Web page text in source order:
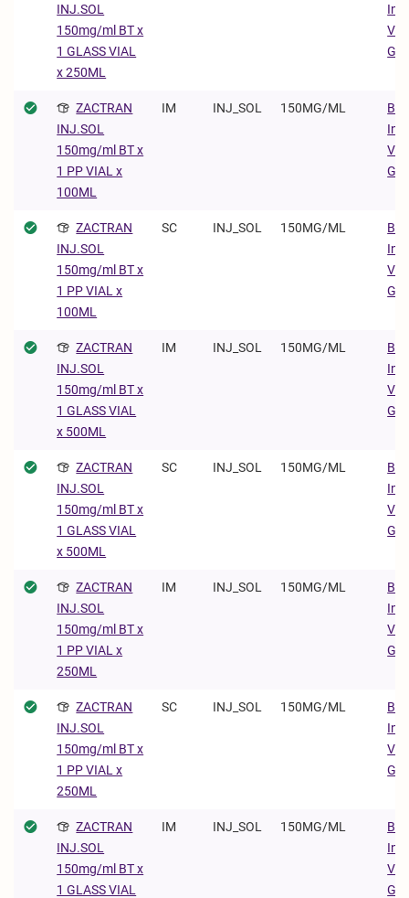
INJ.SOL
150mg/ml BT x
1 GLASS VIAL
x 250ML
ZACTRAN
INJ.SOL
150mg/ml BT x
1 PP VIAL x
100ML
IM INJ_SOL 150MG/ML
ZACTRAN
INJ.SOL
150mg/ml BT x
1 PP VIAL x
100ML
SC INJ_SOL 150MG/ML
ZACTRAN
INJ.SOL
150mg/ml BT x
1 GLASS VIAL
x 500ML
IM INJ_SOL 150MG/ML
ZACTRAN
INJ.SOL
150mg/ml BT x
1 GLASS VIAL
x 500ML
SC INJ_SOL 150MG/ML
ZACTRAN
INJ.SOL
150mg/ml BT x
1 PP VIAL x
250ML
IM INJ_SOL 150MG/ML
ZACTRAN
INJ.SOL
150mg/ml BT x
1 PP VIAL x
250ML
SC INJ_SOL 150MG/ML
ZACTRAN
INJ.SOL
150mg/ml BT x
1 GLASS VIAL
IM INJ_SOL 150MG/ML